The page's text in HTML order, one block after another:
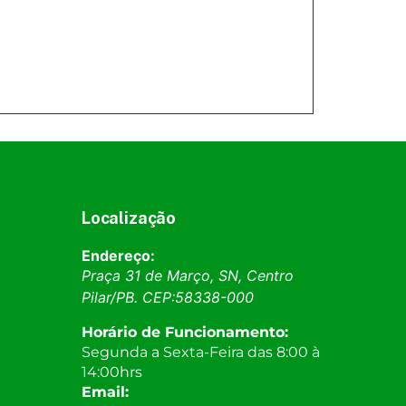
Localização
Endereço:
Praça 31 de Março, SN, Centro
Pilar/PB. CEP:58338-000
Horário de Funcionamento:
Segunda a Sexta-Feira das 8:00 à
14:00hrs
Email: